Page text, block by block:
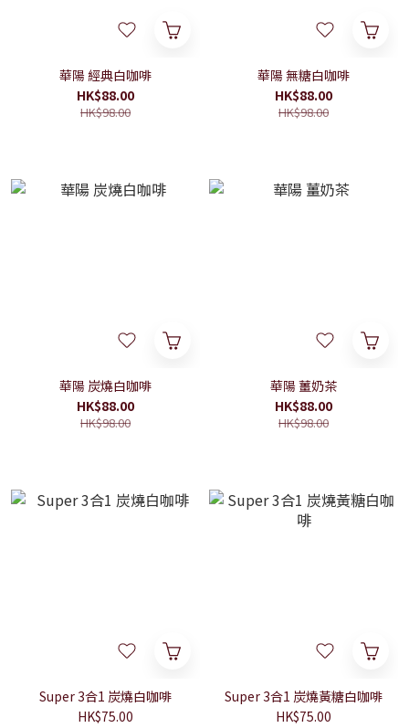
華陽 經典白咖啡
HK$88.00
HK$98.00
華陽 無糖白咖啡
HK$88.00
HK$98.00
華陽 炭燒白咖啡
HK$88.00
HK$98.00
華陽 薑奶茶
HK$88.00
HK$98.00
Super 3合1 炭燒白咖啡
HK$75.00
Super 3合1 炭燒黃糖白咖啡
HK$75.00